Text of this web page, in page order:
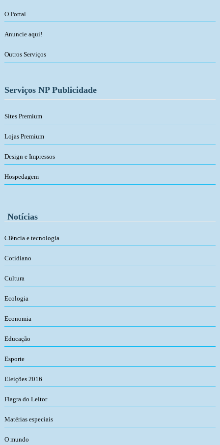
O Portal
Anuncie aqui!
Outros Serviços
Serviços NP Publicidade
Sites Premium
Lojas Premium
Design e Impressos
Hospedagem
Notícias
Ciência e tecnologia
Cotidiano
Cultura
Ecologia
Economia
Educação
Esporte
Eleições 2016
Flagra do Leitor
Matérias especiais
O mundo